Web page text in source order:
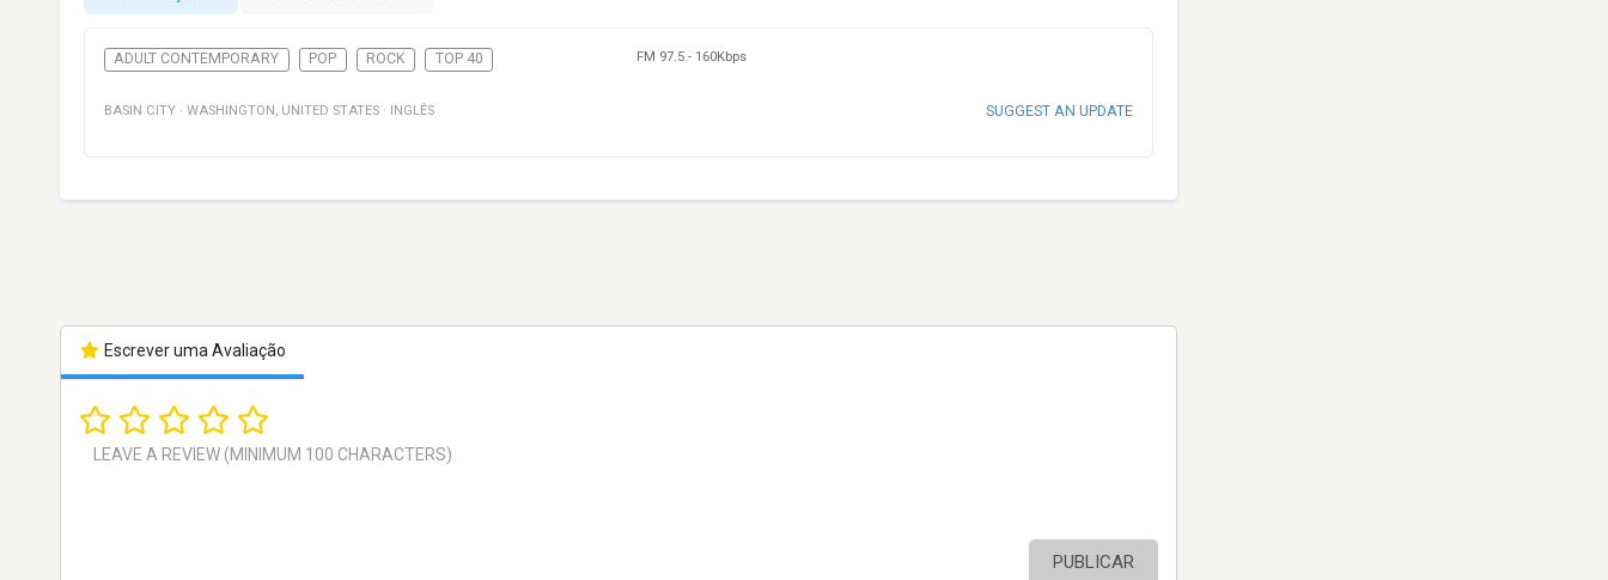
ADULT CONTEMPORARY POP ROCK TOP 40 FM 97.5 - 160Kbps
BASIN CITY · WASHINGTON , UNITED STATES · INGLÊS SUGGEST AN UPDATE
Escrever uma Avaliação
PUBLICAR